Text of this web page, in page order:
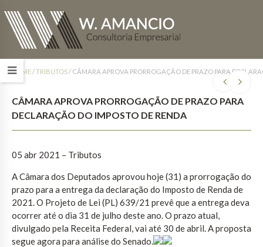
HOME/TRIBUTOS/ CÂMARA APROVA PRORROGAÇÃO DE PRAZO PARA
CÂMARA APROVA PRORROGAÇÃO DE PRAZO PARA
DECLARAÇÃO DO IMPOSTO DE RENDA
05 abr 2021 – Tributos
A Câmara dos Deputados aprovou hoje (31) a prorrogação do
prazo para a entrega da declaração do Imposto de Renda de
2021. O Projeto de Lei (PL) 639/21 prevê que a entrega deva
ocorrer até o dia 31 de julho deste ano. O prazo atual,
divulgado pela Receita Federal, vai até 30 de abril. A proposta
segue agora para análise do Senado.